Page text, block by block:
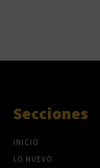
Secciones
INICIO
LO NUEVO